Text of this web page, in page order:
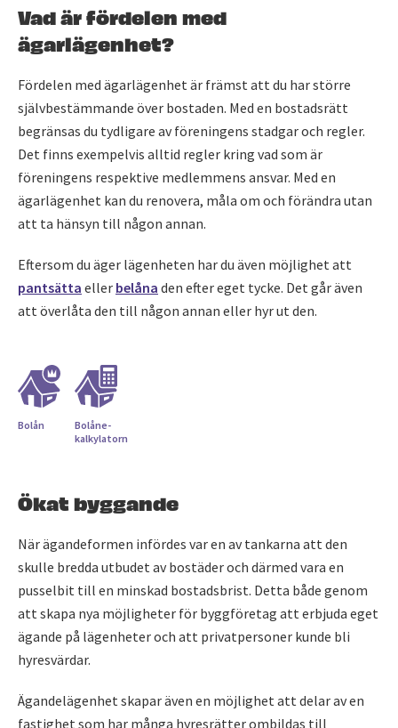
Vad är fördelen med
ägarlägenhet?
Fördelen med ägarlägenhet är främst att du har större
självbestämmande över bostaden. Med en bostadsrätt
begränsas du tydligare av föreningens stadgar och regler.
Det finns exempelvis alltid regler kring vad som är
föreningens respektive medlemmens ansvar. Med en
ägarlägenhet kan du renovera, måla om och förändra utan
att ta hänsyn till någon annan.
Eftersom du äger lägenheten har du även möjlighet att
pantsätta eller belåna den efter eget tycke. Det går även
att överlåta den till någon annan eller hyr ut den.
Bolån
Bolåne­
kalkylatorn
Ökat byggande
När ägandeformen infördes var en av tankarna att den
skulle bredda utbudet av bostäder och därmed vara en
pusselbit till en minskad bostadsbrist. Detta både genom
att skapa nya möjligheter för byggföretag att erbjuda eget
ägande på lägenheter och att privatpersoner kunde bli
hyresvärdar.
Ägandelägenhet skapar även en möjlighet att delar av en
fastighet som har många hyresrätter ombildas till